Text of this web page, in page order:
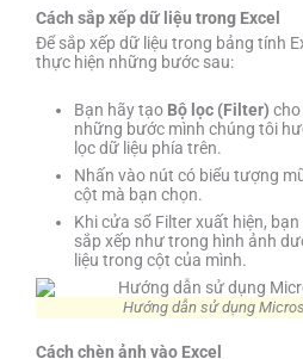
Cách sắp xếp dữ liệu trong Excel
Để sắp xếp dữ liệu trong bảng tính
thực hiện những bước sau:
Bạn hãy tạo Bộ lọc (Filter)
những bước mình chúng tôi
lọc dữ liệu phía trên.
Nhấn vào nút có biểu tượng
cột mà bạn chọn.
Khi cửa sổ Filter xuất hiện,
sắp xếp như trong hình ảnh
liệu trong cột của mình.
Hướng dẫn sử dụng
Cách chèn ảnh vào Excel